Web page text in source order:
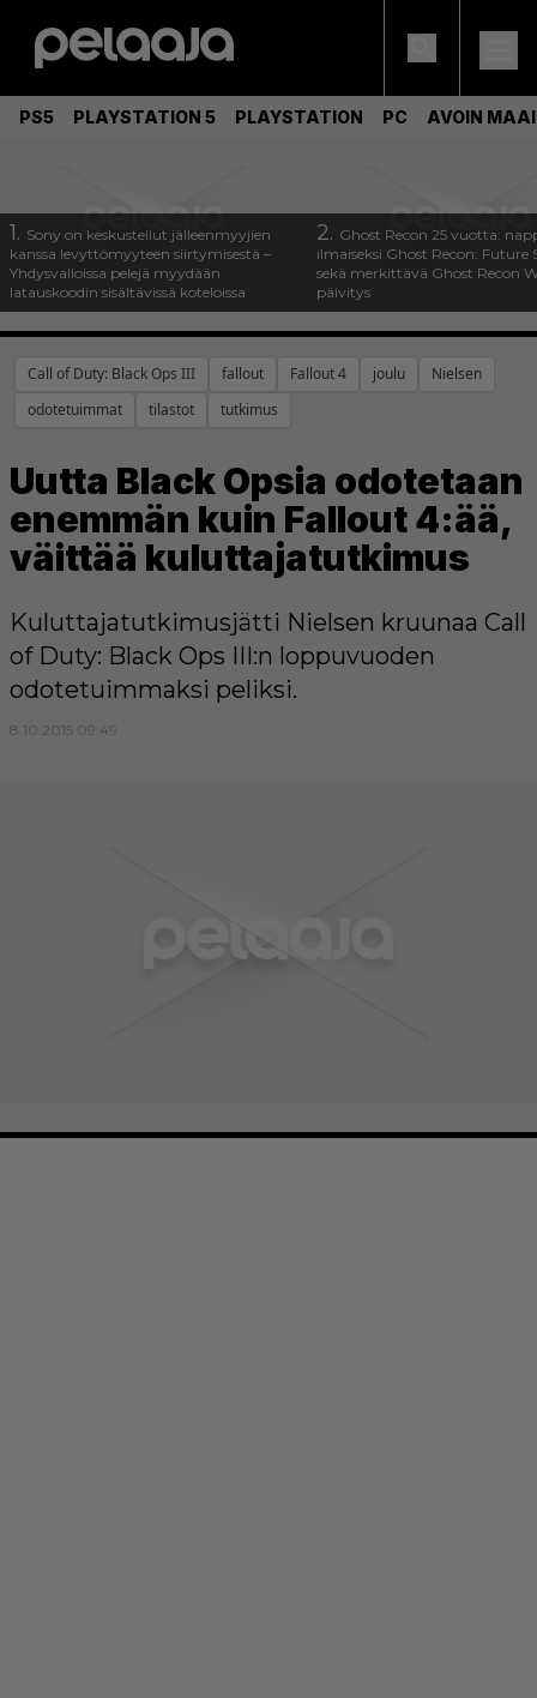
PS5 PLAYSTATION 5 PLAYSTATION PC AVOIN
1. Sony on keskustellut jälleenmyyjien
kanssa levyttömyyteen siirtymisestä –
Yhdysvalloissa pelejä myydään
latauskoodin sisältävissä koteloissa
2. Ghost Recon 25 vuotta:
ilmaiseksi Ghost Recon: Future
sekä merkittävä Ghost Recon
päivitys
Call of Duty: Black Ops III fallout Fallout 4 joulu
Nielsen
odotetuimmat
tilastot tutkimus
Uutta Black Opsia odotetaan
enemmän kuin Fallout 4:ää,
väittää kuluttajatutkimus
Kuluttajatutkimusjätti Nielsen kruunaa Call
of Duty: Black Ops III:n loppuvuoden
odotetuimmaksi peliksi.
8.10.2015 09:49